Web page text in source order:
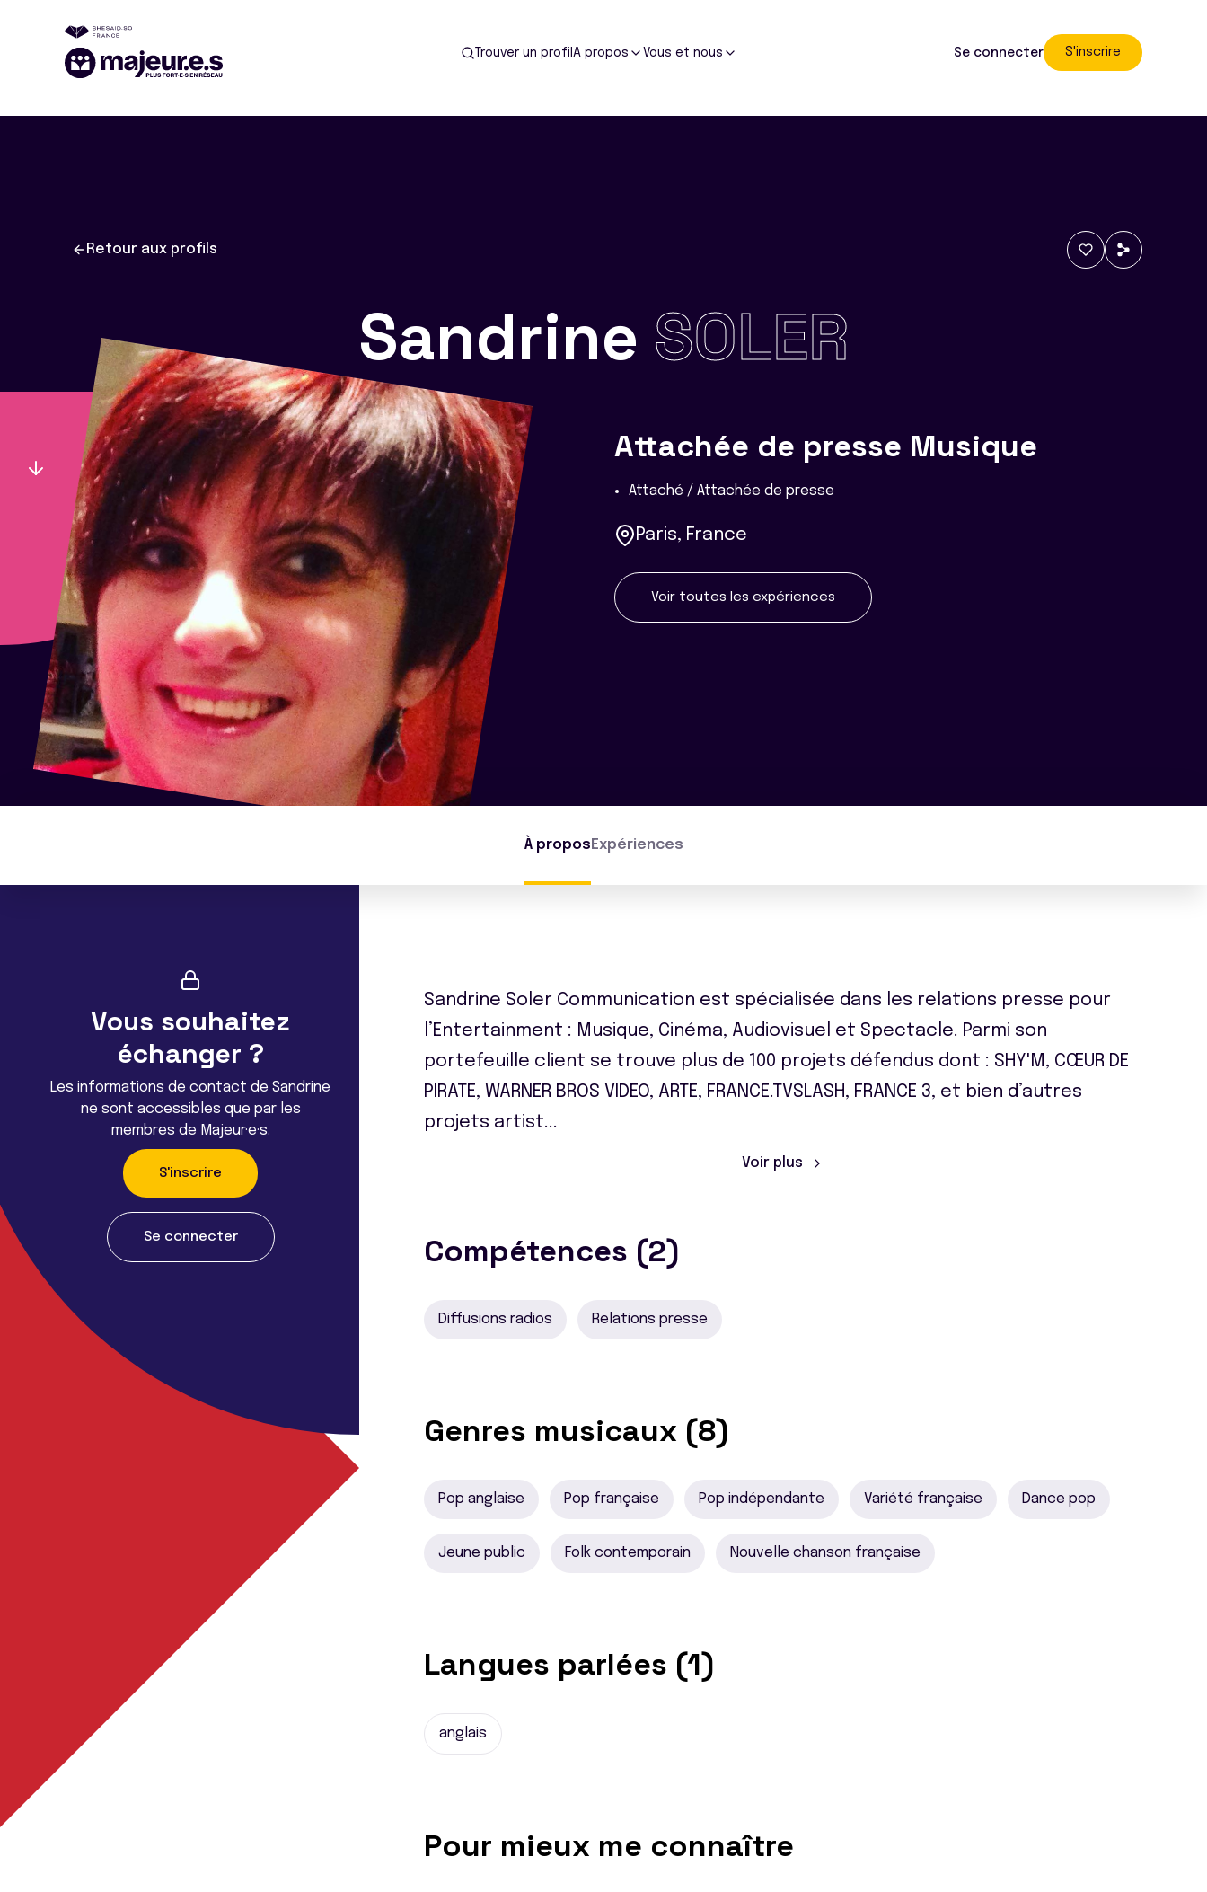
Trouver un profil A propos Vous et nous Se connecter S'inscrire
Retour aux profils
Sandrine SOLER
Attachée de presse Musique
Attaché / Attachée de presse
Paris, France
Voir toutes les expériences
À propos Expériences
Vous souhaitez
échanger ?
Les informations de contact de Sandrine
ne sont accessibles que par les
membres de Majeur·e·s.
S'inscrire
Se connecter
Sandrine Soler Communication est spécialisée dans les relations presse pour
l’Entertainment : Musique, Cinéma, Audiovisuel et Spectacle. Parmi son
portefeuille client se trouve plus de 100 projets défendus dont : SHY'M, CŒUR DE
PIRATE, WARNER BROS VIDEO, ARTE, FRANCE.TVSLASH, FRANCE 3, et bien d’autres
projets artist...
Voir plus
Compétences (2)
Diffusions radios Relations presse
Genres musicaux (8)
Pop anglaise Pop française Pop indépendante Variété française Dance pop
Jeune public Folk contemporain Nouvelle chanson française
Langues parlées (1)
anglais
Pour mieux me connaître